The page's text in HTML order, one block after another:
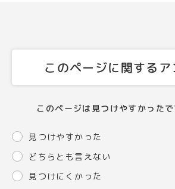
このページに関するア
このページは見つけやすかったで
見つけやすかった
どちらとも言えない
見つけにくかった